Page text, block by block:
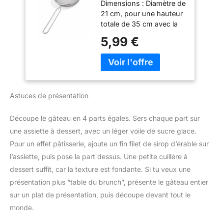
lorsque vous ne l'utilisez
pas LIVRÉ AVEC :
balance de cuisine
drainer l'eau rapidement,
et le bord en acier
empêche également les
aliments de se coincer
entre le maillage et le
bord, sans gaspillage de
nourriture. 【Facile à
nettoyer】 La passoire a
avec un lavage à la main.
Nettoyez simplement à
temps après utilisation,
les aliments mous ne
collent pas à l'acier
inoxydable dur et ils
passent également au
lave-vaisselle.
Cuisine de 21cm de
Diamètre - Ne Pas
Mettre au Lave
Vaisselle -
35x21cm,
Polyvalent,
Efficace, Argenté
Dimensions : Diamètre de
21 cm, pour une hauteur
totale de 35 cm avec la
Pratique : Doté d'un
maillage fin et résistant,
ce tamis garantit un
confortable et sécurisée,
facilitant ainsi l'utilisation
même pendant de
longues sessions de
cuisine. Poignée
Ergonomique : Longue
poignée confortable pour
une prise en main facile
et une utilisation sans
5,99 €
Astuces de présentation
Découpe le gâteau en 4 parts égales. Sers chaque part sur
une assiette à dessert, avec un léger voile de sucre glace.
Pour un effet pâtisserie, ajoute un fin filet de sirop d’érable sur
l’assiette, puis pose la part dessus. Une petite cuillère à
dessert suffit, car la texture est fondante. Si tu veux une
présentation plus “table du brunch”, présente le gâteau entier
sur un plat de présentation, puis découpe devant tout le
monde.